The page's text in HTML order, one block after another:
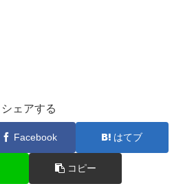
シェアする
Facebook はてブ
コピー